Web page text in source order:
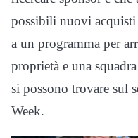
possibili nuovi acquisti
a un programma per
proprietà e una
si possono trovare sul
Week.